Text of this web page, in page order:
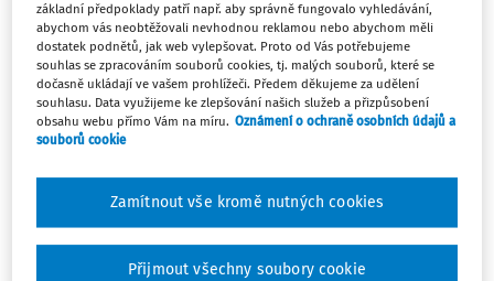
Zhodnocení rizik a úpravu seznamu pro poskytování OOPP
provede zaměstnavatel znovu, jakmile dojde ke změnám
na pracovišti, které se týkají bezpečnosti a ochrany zdraví
při práci v důsledku zavedení nové technologie, vzniku
nových nebo změně dosavadních pracovních podmínek.
Ochranné prostředky se používají tehdy, nelze-li rizika
práce vyloučit nebo dostatečně omezit technickými
prostředky nebo opatřeními, metodami a postupy např.
organizace práce. Tam, kde přítomnost více než jednoho
základní předpoklady patří např. aby správně fungovalo vyhledávání,
abychom vás neobtěžovali nevhodnou reklamou nebo abychom měli
dostatek podnětů, jak web vylepšovat. Proto od Vás potřebujeme
souhlas se zpracováním souborů cookies, tj. malých souborů, které se
dočasně ukládají ve vašem prohlížeči. Předem děkujeme za udělení
souhlasu. Data využijeme ke zlepšování našich služeb a přizpůsobení
obsahu webu přímo Vám na míru. Oznámení o ochraně osobních údajů a
souborů cookie
Zamítnout vše kromě nutných cookies
Přijmout všechny soubory cookie